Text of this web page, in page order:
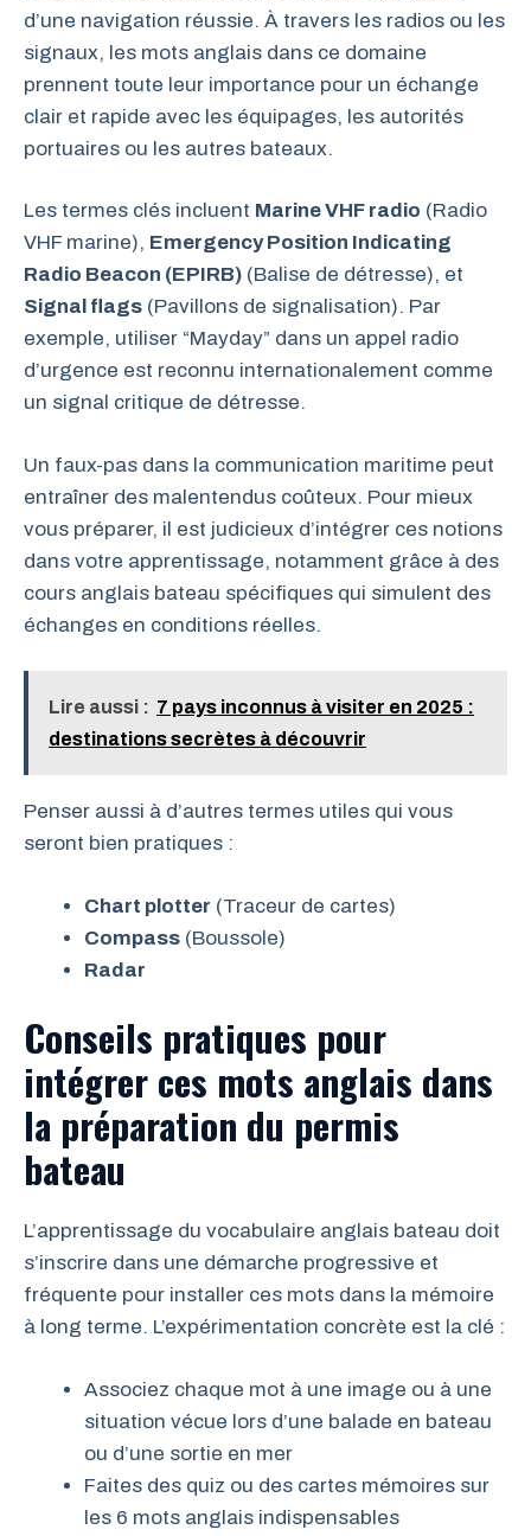
d’une navigation réussie. À travers les radios ou les
signaux, les mots anglais dans ce domaine
prennent toute leur importance pour un échange
clair et rapide avec les équipages, les autorités
portuaires ou les autres bateaux.
Les termes clés incluent Marine VHF radio (Radio
VHF marine), Emergency Position Indicating
Radio Beacon (EPIRB) (Balise de détresse), et
Signal flags (Pavillons de signalisation). Par
exemple, utiliser “Mayday” dans un appel radio
d’urgence est reconnu internationalement comme
un signal critique de détresse.
Un faux-pas dans la communication maritime peut
entraîner des malentendus coûteux. Pour mieux
vous préparer, il est judicieux d’intégrer ces notions
dans votre apprentissage, notamment grâce à des
cours anglais bateau spécifiques qui simulent des
échanges en conditions réelles.
Lire aussi : 7 pays inconnus à visiter en 2025 :
destinations secrètes à découvrir
Penser aussi à d’autres termes utiles qui vous
seront bien pratiques :
Chart plotter (Traceur de cartes)
Compass (Boussole)
Radar
Conseils pratiques pour
intégrer ces mots anglais dans
la préparation du permis
bateau
L’apprentissage du vocabulaire anglais bateau doit
s’inscrire dans une démarche progressive et
fréquente pour installer ces mots dans la mémoire
à long terme. L’expérimentation concrète est la clé :
Associez chaque mot à une image ou à une
situation vécue lors d’une balade en bateau
ou d’une sortie en mer
Faites des quiz ou des cartes mémoires sur
les 6 mots anglais indispensables